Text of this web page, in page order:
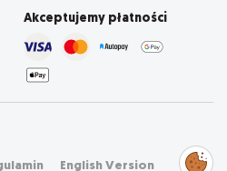
Akceptujemy płatności
English Version
Zarządzaj
preferencjami
cookies